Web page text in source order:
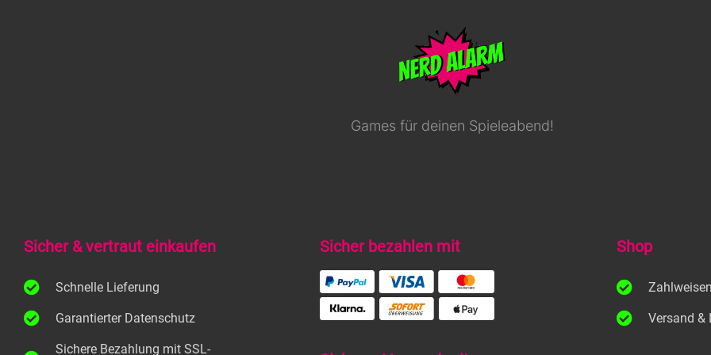
Games für deinen Spieleabend!
Sicher & vertraut einkaufen
Schnelle Lieferung
Garantierter Datenschutz
Sichere Bezahlung mit SSL-
Sicher bezahlen mit Shop
Zahlweisen
Versand &